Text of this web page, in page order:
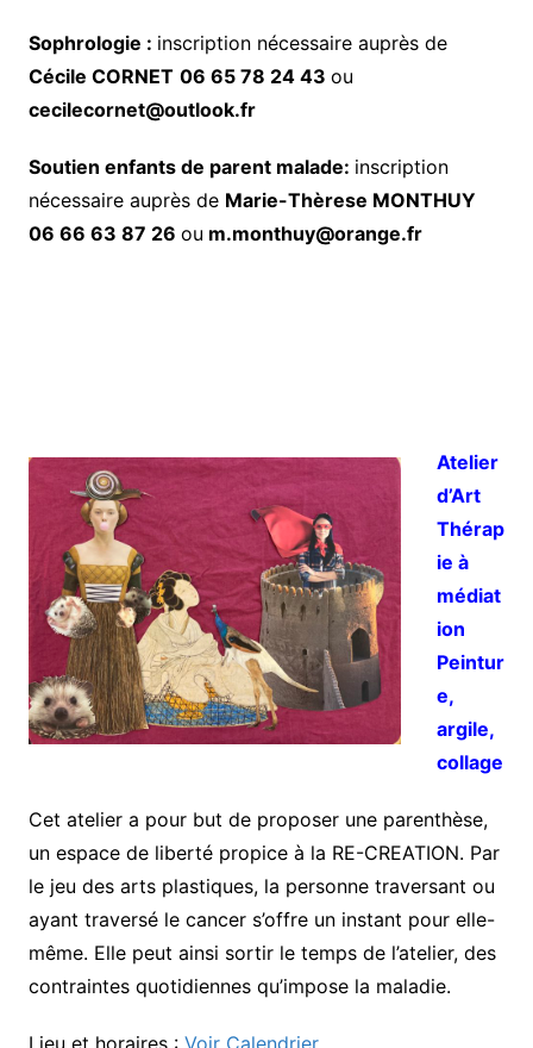
Sophrologie : inscription nécessaire auprès de
Cécile CORNET 06 65 78 24 43 ou
cecilecornet@outlook.fr
Soutien enfants de parent malade: inscription
nécessaire auprès de Marie-Thèrese MONTHUY
06 66 63 87 26 ou m.monthuy@orange.fr
Atelier
d’Art
Thérap
ie à
médiat
ion
Peintur
e,
argile,
collage
Cet atelier a pour but de proposer une parenthèse,
un espace de liberté propice à la RE-CREATION. Par
le jeu des arts plastiques, la personne traversant ou
ayant traversé le cancer s’offre un instant pour elle-
même. Elle peut ainsi sortir le temps de l’atelier, des
contraintes quotidiennes qu’impose la maladie.
Lieu et horaires : Voir Calendrier